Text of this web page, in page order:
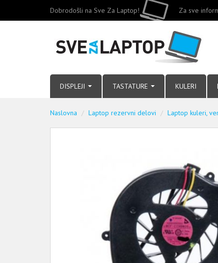
Dobrodošli na Sve Za Laptop! Za sve
DISPLEJI TASTATURE KULERI
Naslovna Laptop rezervni delovi Laptop kuleri,